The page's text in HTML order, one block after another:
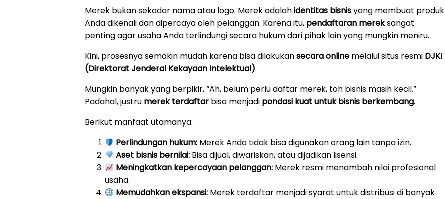
Merek bukan sekadar nama atau logo. Merek adalahidentitas bisnisyang membuat produk
Anda dikenali dan dipercaya oleh pelanggan. Karena itu, pendaftaran mereksangat
penting agar usaha Anda terlindungi secara hukum dari pihak lain yang mungkin meniru.
Kini, prosesnya semakin mudah karena bisa dilakukansecara online melalui situs resmi DJKI
(Direktorat Jenderal Kekayaan Intelektual).
Mungkin banyak yang berpikir, “Ah, belum perlu daftar merek, toh bisnis masih kecil.”
Padahal, justru merek terdaftar bisa menjadi pondasi kuat untuk bisnis berkembang.
Berikut manfaat utamanya:
Perlindungan hukum: Merek Anda tidak bisa digunakan orang lain tanpa izin.
Aset bisnis bernilai: Bisa dijual, diwariskan, atau dijadikan lisensi.
Meningkatkan kepercayaan pelanggan: Merek resmi menambah nilai profesional
usaha.
Memudahkan ekspansi: Merek terdaftar menjadi syarat untuk distribusi di banyak